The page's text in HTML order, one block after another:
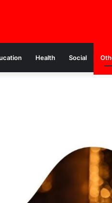
Health Social